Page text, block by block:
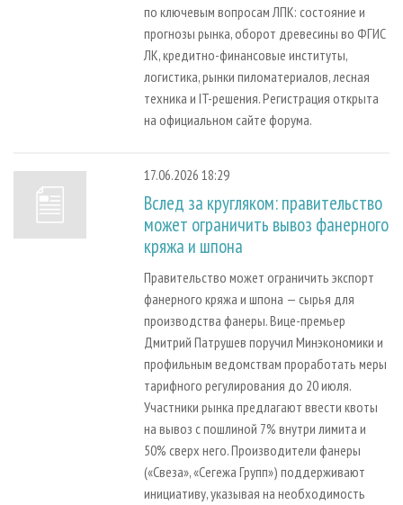
по ключевым вопросам ЛПК: состояние и
прогнозы рынка, оборот древесины во ФГИС
ЛК, кредитно-финансовые институты,
логистика, рынки пиломатериалов, лесная
техника и IT-решения. Регистрация открыта
на официальном сайте форума.
17.06.2026 18:29
Вслед за кругляком: правительство
может ограничить вывоз фанерного
кряжа и шпона
Правительство может ограничить экспорт
фанерного кряжа и шпона — сырья для
производства фанеры. Вице-премьер
Дмитрий Патрушев поручил Минэкономики и
профильным ведомствам проработать меры
тарифного регулирования до 20 июля.
Участники рынка предлагают ввести квоты
на вывоз с пошлиной 7% внутри лимита и
50% сверх него. Производители фанеры
(«Свеза», «Сегежа Групп») поддерживают
инициативу, указывая на необходимость